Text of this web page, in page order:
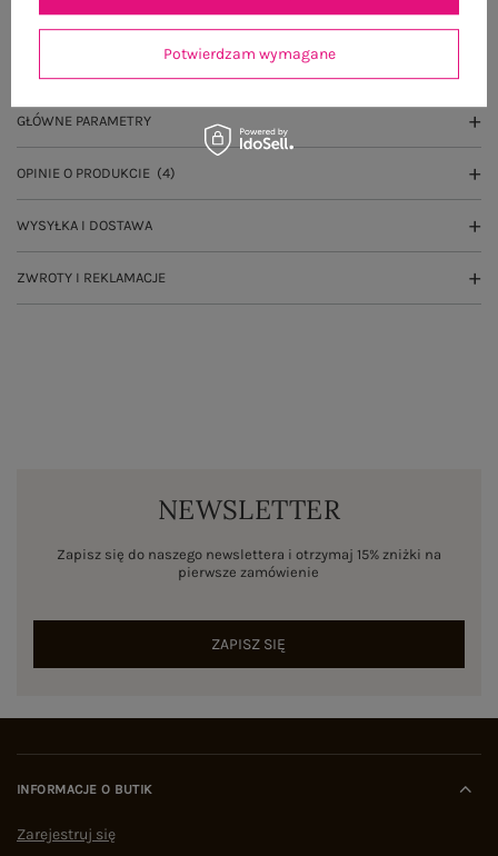
GŁÓWNE PARAMETRY
OPINIE O PRODUKCIE (4)
WYSYŁKA I DOSTAWA
ZWROTY I REKLAMACJE
NEWSLETTER
Zapisz się do naszego newslettera i otrzymaj 15% zniżki na
pierwsze zamówienie
ZAPISZ SIĘ
INFORMACJE O BUTIK
Zarejestruj się
Potwierdzam wymagane